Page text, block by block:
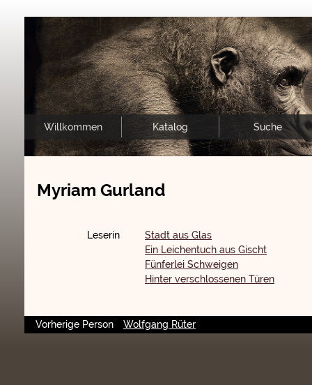
Willkommen Katalog Suche
Myriam Gurland
Leserin
Stadt aus Glas
Ein Leichentuch aus Gischt
Fünferlei Schweigen
Hinter verschlossenen Türen
Vorherige Person Wolfgang Rüter